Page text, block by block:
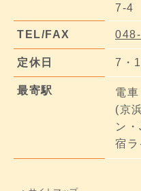
7-4
TEL/FAX
定休日 7・
最寄駅
電
(京
ン
宿